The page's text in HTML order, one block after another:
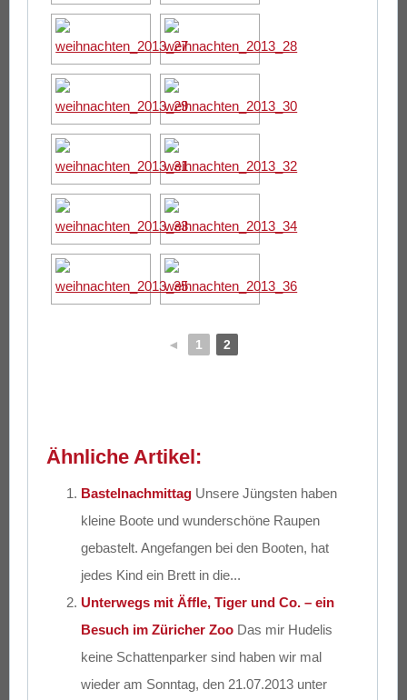
◄ 1 2
Ähnliche Artikel:
Bastelnachmittag Unsere Jüngsten haben
kleine Boote und wunderschöne Raupen
gebastelt. Angefangen bei den Booten, hat
jedes Kind ein Brett in die...
Unterwegs mit Äffle, Tiger und Co. – ein
Besuch im Züricher Zoo Das mir Hudelis
keine Schattenparker sind haben wir mal
wieder am Sonntag, den 21.07.2013 unter